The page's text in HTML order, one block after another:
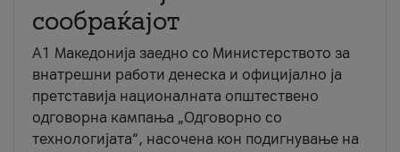
сообраќајот
A1 Македонија заедно со Министерството за
внатрешни работи денеска и официјално ја
претставија националната општествено
одговорна кампања „Одговорно со
технологијата“, насочена кон подигнување на